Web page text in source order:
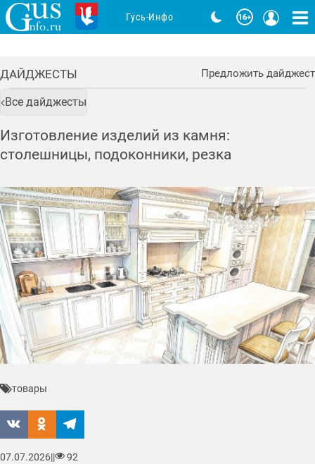
ДАЙДЖЕСТЫ Предложить дайджест
Все дайджесты
Изготовление изделий из камня:
столешницы, подоконники, резка
товары
07.07.2026|| 92
Гусь-Инфо